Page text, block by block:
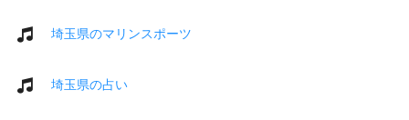
埼玉県のマリンスポーツ
埼玉県の占い